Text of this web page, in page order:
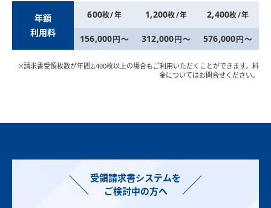
年額
利用料
600枚/年
156,000 円～
1,200枚/年
312,000 円～
2,400枚/年
576,000 円～
※請求書受領枚数が年間2,400枚以上の場合もご利用いただくことができます。料
金についてはお問合せください。
受領請求書システムを
ご検討中の方へ